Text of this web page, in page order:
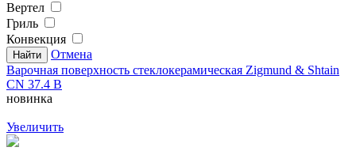
Вертел
Гриль
Конвекция
Отмена
Варочная поверхность стеклокерамическая Zigmund & Shtain
CN 37.4 B
новинка
Увеличить